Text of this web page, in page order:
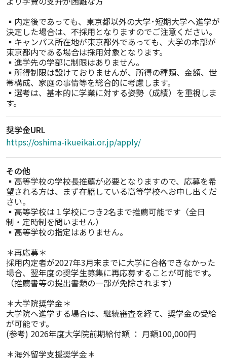
▪内定後であっても、東京都以外の大学･短期大学へ進学が
決定した場合は、不採用となりますのでご注意ください。
▪キャンパス所在地が東京都外であっても、大学の本部が
東京都内である場合は採用対象となります。
▪進学先の学部に制限はありません。
▪所得制限は設けておりませんが、所得の種類、金額、世
帯構成、家庭の事情等を総合的に考慮します。
▪選考は、基本的に学業に対する姿勢（成績）を重視しま
す。
奨学金URL
https://oshima-ikueikai.or.jp/apply/
その他
▪高等学校の学校長推薦が必要となりますので、応募を希
望される方は、まず在籍している高等学校へお申し出くだ
さい。
▪高等学校は１学校につき2名まで推薦可能です（全日
制・定時制を問いません）
▪高等学校の指定はありません。
＊再応募＊
採用内定者が2027年3月末までに大学に合格できなかった
場合、翌年度の奨学生募集に再応募することが可能です。
（推薦書等の提出書類の一部が免除されます）
＊大学院奨学金＊
大学院へ進学する場合は、継続審査を経て、奨学金の受給
が可能です。
(参考) 2026年度大学院前期給付額 ： 月額100,000円
＊海外留学支援奨学金＊